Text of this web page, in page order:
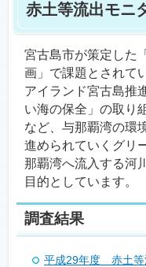
赤土等流出モニ
宮古島市が策定した
画」で課題とされて
アイランド宮古島推
い海の保全」の取り
など、与那覇湾の環
進められていくグリ
那覇湾へ流入する河
目的としています。
調査結果
平成29年度 赤土等